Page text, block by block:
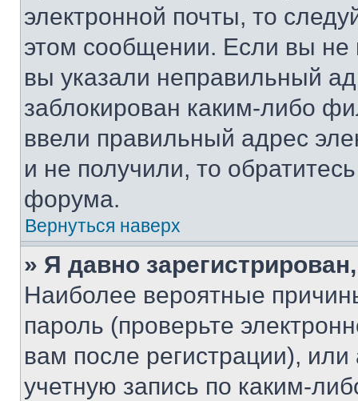
электронной почты, то
этом сообщении. Если вы
вы указали неправильный
заблокирован каким-либо
ввели правильный адрес
и не получили, то
форума.
Вернуться наверх
» Я давно
Наиболее вероятные
пароль (проверьте
вам после регистрации),
учетную запись по каким-